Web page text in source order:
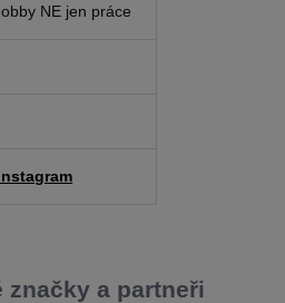
NE jen práce
značky a partneři